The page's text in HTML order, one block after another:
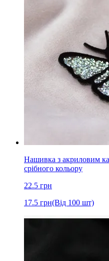
Нашивка з акриловим
срібного кольору
22.5 грн
17.5 грн(Від 100 шт)